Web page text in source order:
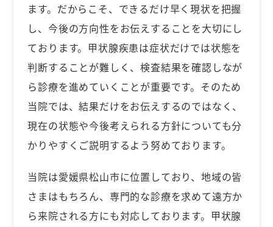
ます。だからこそ、できるだけ早く現状を把握
し、今後の方向性をお伝えすることを大切にし
ております。甲状腺疾患は症状だけでは状態を
判断することが難しく、検査結果を確認しなが
ら診療を進めていくことが重要です。そのため
当院では、結果だけをお伝えするのではなく、
現在の状態や今後考えられる方針についても分
かりやすくご説明するよう努めております。
当院は愛媛県松山市に位置しており、地域の皆
さまはもちろん、専門的な診療を求めて遠方か
ら来院される方にも対応しております。甲状腺